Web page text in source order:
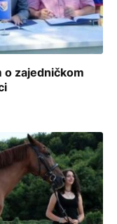
o zajedničkom